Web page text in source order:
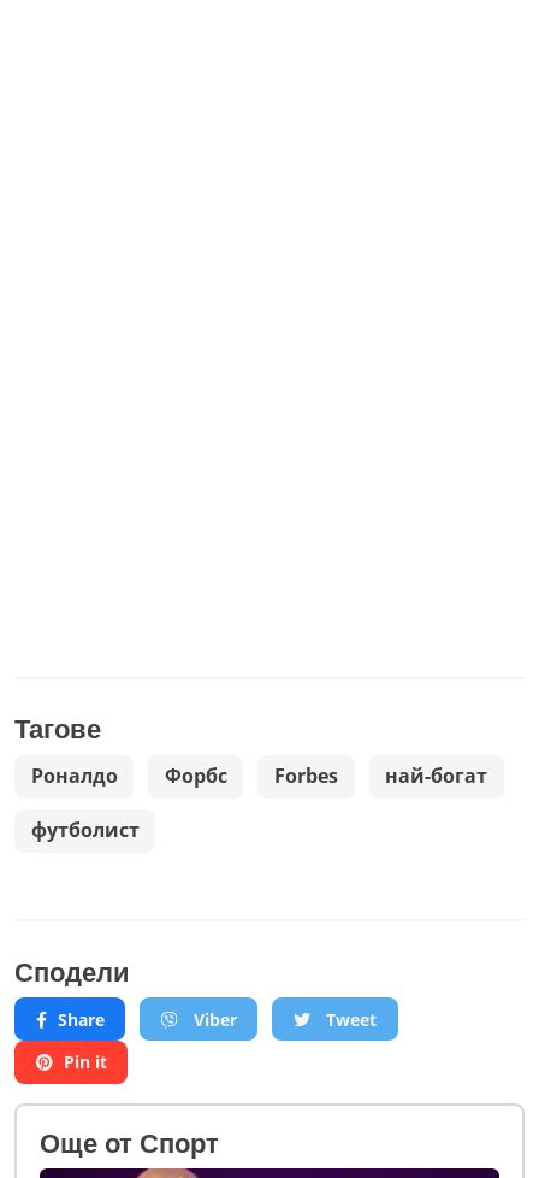
Тагове
Роналдо Форбс Forbes най-богат
футболист
Сподели
Share Viber
Tweet
Pin it
Oще от Спорт